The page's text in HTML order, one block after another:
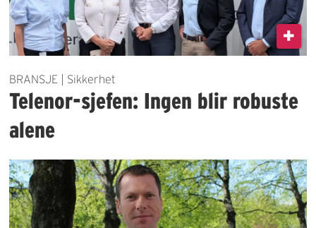
BRANSJE | Sikkerhet
Telenor-sjefen: Ingen blir robuste
alene